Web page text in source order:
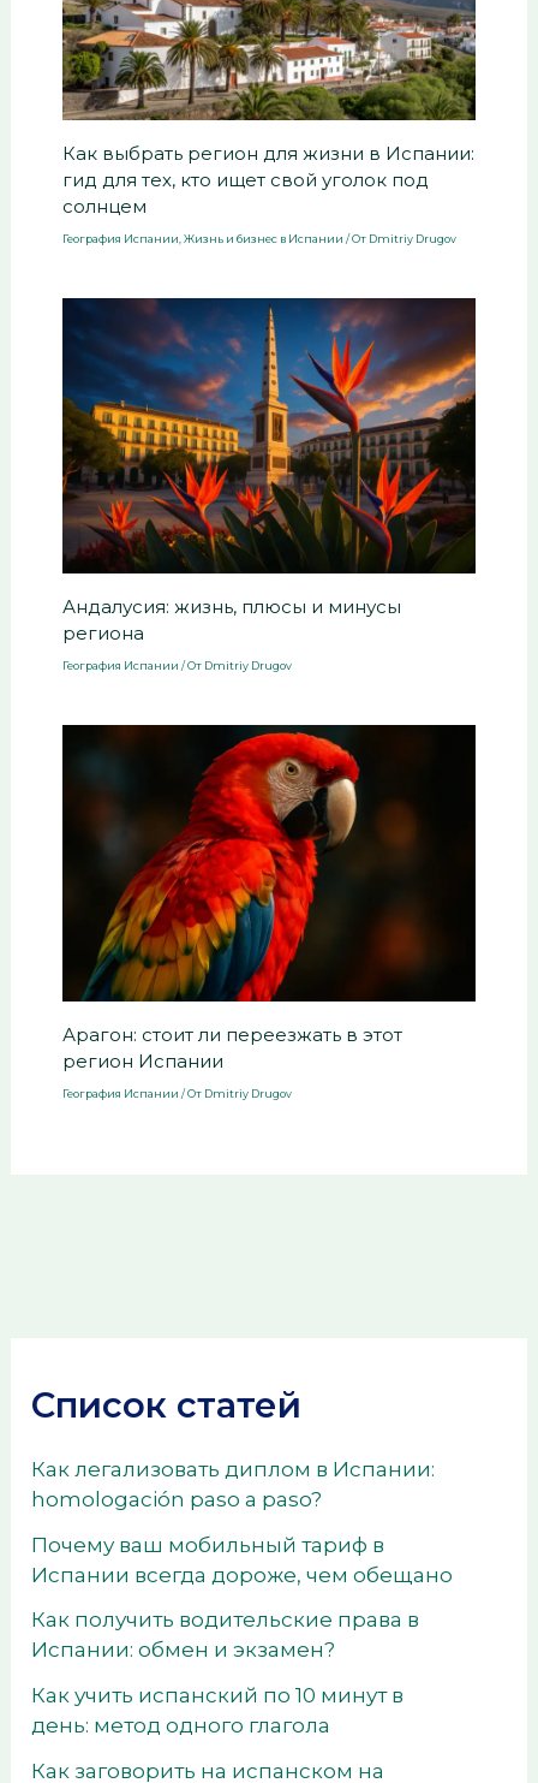
Как выбрать регион для жизни в Испании:
гид для тех, кто ищет свой уголок под
солнцем
География Испании Жизнь и бизнес в Испании / От Dmitriy Drugov
Андалусия: жизнь, плюсы и минусы
региона
География Испании / От Dmitriy Drugov
Арагон: стоит ли переезжать в этот
регион Испании
География Испании / От Dmitriy Drugov
Список статей
Как легализовать диплом в Испании:
homologación paso a paso?
Почему ваш мобильный тариф в
Испании всегда дороже, чем обещано
Как получить водительские права в
Испании: обмен и экзамен?
Как учить испанский по 10 минут в
день: метод одного глагола
Как заговорить на испанском на